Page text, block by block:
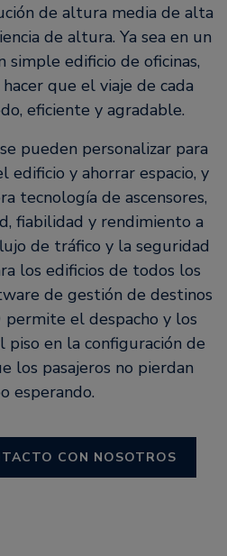
de altura media de alta
de altura. Ya sea en un
edificio de oficinas,
que el viaje de cada
eficiente y agradable.
pueden personalizar para
edificio y ahorrar espacio, y
tecnología de ascensores,
fiabilidad y rendimiento a
de tráfico y la seguridad
los edificios de todos los
de gestión de destinos
el despacho y los
piso en la configuración de
los pasajeros no pierdan
esperando.
CON NOSOTROS